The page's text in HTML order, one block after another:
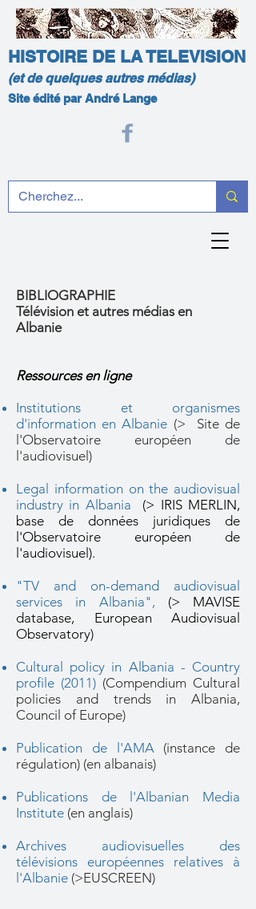
HISTOIRE DE LA TELEVISION
(et de quelques autres médias)
Site édité par André Lange
BIBLIOGRAPHIE
Télévision et autres médias en
Albanie
Ressources en ligne
Institutions et organismes
d'information en Albanie (> Site de
l'Observatoire européen de
l'audiovisuel)
Legal information on the audiovisual
industry in Albania
(> IRIS MERLIN,
base de données juridiques de
l'Observatoire européen de
l'audiovisuel).
"TV and on-demand audiovisual
services in Albania", (> MAVISE
database, European Audiovisual
Observatory)
Cultural policy in Albania - Country
profile (2011) (Compendium Cultural
policies and trends in Albania,
Council of Europe)
Publication de l'AMA
(instance de
régulation) (en albanais)
Publications de l'Albanian Media
Institute (en anglais)
Archives audiovisuelles des
télévisions européennes relatives à
l'Albanie (>EUSCREEN)